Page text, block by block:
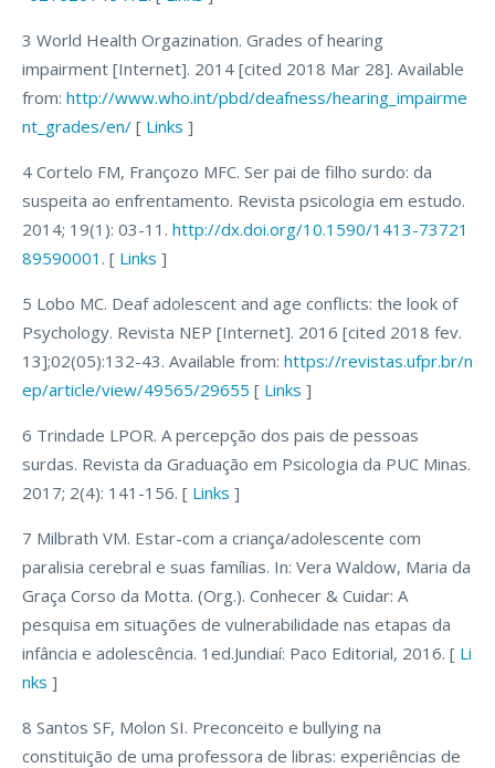
3 World Health Orgazination. Grades of hearing
impairment [Internet]. 2014 [cited 2018 Mar 28]. Available
from: http://www.who.int/pbd/deafness/hearing_impairme
nt_grades/en/ [ Links ]
4 Cortelo FM, Françozo MFC. Ser pai de filho surdo: da
suspeita ao enfrentamento. Revista psicologia em estudo.
2014; 19(1): 03-11. http://dx.doi.org/10.1590/1413-73721
89590001 . [ Links ]
5 Lobo MC. Deaf adolescent and age conflicts: the look of
Psychology. Revista NEP [Internet]. 2016 [cited 2018 fev.
13];02(05):132-43. Available from: https://revistas.ufpr.br/n
ep/article/view/49565/29655 [ Links ]
6 Trindade LPOR. A percepção dos pais de pessoas
surdas. Revista da Graduação em Psicologia da PUC Minas.
2017; 2(4): 141-156. [ Links ]
7 Milbrath VM. Estar-com a criança/adolescente com
paralisia cerebral e suas famílias. In: Vera Waldow, Maria da
Graça Corso da Motta. (Org.). Conhecer & Cuidar: A
pesquisa em situações de vulnerabilidade nas etapas da
infância e adolescência. 1ed.Jundiaí: Paco Editorial, 2016. [ Li
nks ]
8 Santos SF, Molon SI. Preconceito e bullying na
constituição de uma professora de libras: experiências de